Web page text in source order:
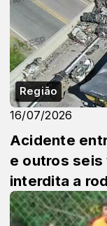
Região
16/07/2026
Acidente
e outros
interdita a
Atibaia